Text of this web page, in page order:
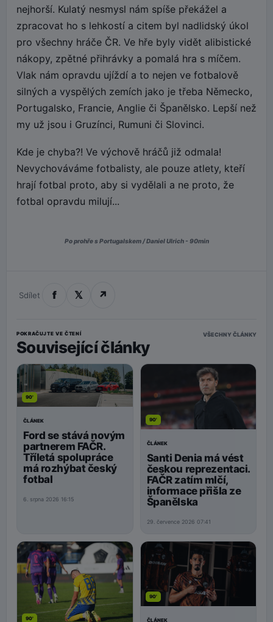
nejhorší. Kulatý nesmysl nám spíše překážel a
zpracovat ho s lehkostí a citem byl nadlidský úkol
pro všechny hráče ČR. Ve hře byly vidět alibistické
nákopy, zpětné přihrávky a pomalá hra s míčem.
Vlak nám opravdu ujíždí a to nejen ve fotbalově
silných a vyspělých zemích jako je třeba Německo,
Portugalsko, Francie, Anglie či Španělsko. Lepší než
my už jsou i Gruzínci, Rumuni či Slovinci.
Kde je chyba?! Ve výchově hráčů již odmala!
Nevychováváme fotbalisty, ale pouze atlety, kteří
hrají fotbal proto, aby si vydělali a ne proto, že
fotbal opravdu milují...
Po prohře s Portugalskem / Daniel Ulrich - 90min
Sdílet f 𝕏 ↗
POKRAČUJTE VE ČTENÍ
Související články
VŠECHNY ČLÁNKY
90'
ČLÁNEK
Ford se stává novým
partnerem FAČR.
Tříletá spolupráce
má rozhýbat český
fotbal
6. srpna 2026 16:15
90'
ČLÁNEK
Santi Denia má vést
českou reprezentaci.
FAČR zatím mlčí,
informace přišla ze
Španělska
29. července 2026 07:41
90'
90'
ČLÁNEK